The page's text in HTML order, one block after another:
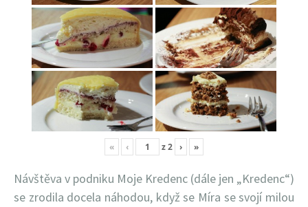
« ‹ z2 › »
Návštěva v podniku Moje Kredenc (dále jen „Kredenc“)
se zrodila docela náhodou, když se Míra se svojí milou